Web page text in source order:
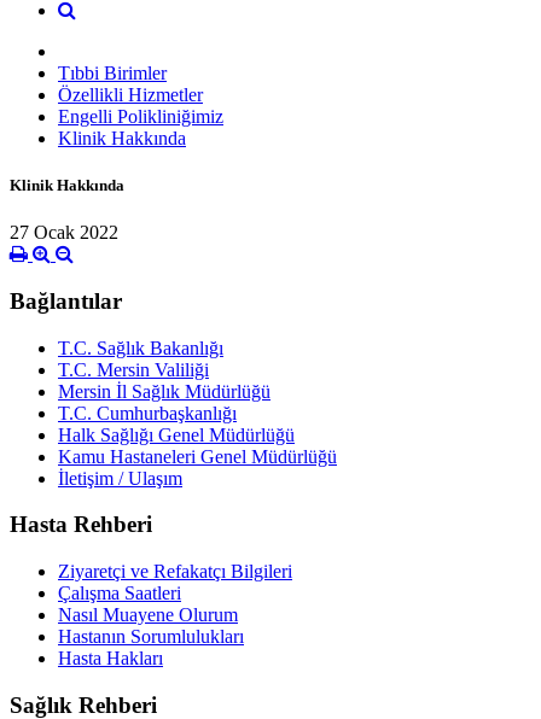
Tıbbi Birimler
Özellikli Hizmetler
Engelli Polikliniğimiz
Klinik Hakkında
Klinik Hakkında
27 Ocak 2022
Bağlantılar
T.C. Sağlık Bakanlığı
T.C. Mersin Valiliği
Mersin İl Sağlık Müdürlüğü
T.C. Cumhurbaşkanlığı
Halk Sağlığı Genel Müdürlüğü
Kamu Hastaneleri Genel Müdürlüğü
İletişim / Ulaşım
Hasta Rehberi
Ziyaretçi ve Refakatçı Bilgileri
Çalışma Saatleri
Nasıl Muayene Olurum
Hastanın Sorumlulukları
Hasta Hakları
Sağlık Rehberi